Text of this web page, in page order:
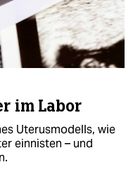
im Labor
Uterusmodells, wie
einnisten – und